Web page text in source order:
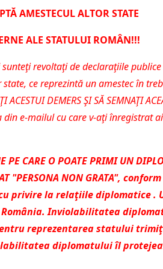
AMESTECUL ALTOR STATE
ALE STATULUI ROMÂN!!!
sunteţi revoltaţi de declaraţiile
ce reprezintă un amestec în
ACESTUI DEMERS ŞI SĂ SEMNAŢI
e-mailul cu care v-aţi înregistrat
PE CARE O POATE PRIMI UN
"PERSONA NON GRATA", conform
privire la relaţiile diplomatice.
Inviolabilitatea
reprezentarea statului
diplomatului îl